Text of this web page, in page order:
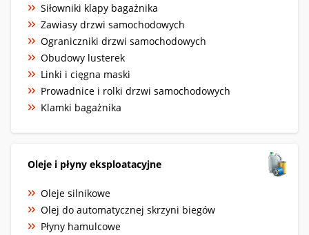
Siłowniki klapy bagażnika
Zawiasy drzwi samochodowych
Ograniczniki drzwi samochodowych
Obudowy lusterek
Linki i cięgna maski
Prowadnice i rolki drzwi samochodowych
Klamki bagażnika
Oleje i płyny eksploatacyjne
Oleje silnikowe
Olej do automatycznej skrzyni biegów
Płyny hamulcowe